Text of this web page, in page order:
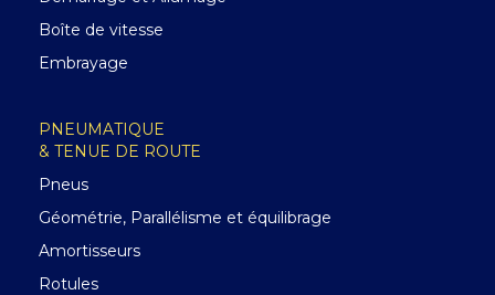
Boîte de vitesse
Embrayage
PNEUMATIQUE
& TENUE DE ROUTE
Pneus
Géométrie, Parallélisme et équilibrage
Amortisseurs
Rotules